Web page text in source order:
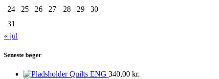
24
25 26 27 28 29
30
31
« jul
Seneste bøger
Quilts ENG 340,00 kr.